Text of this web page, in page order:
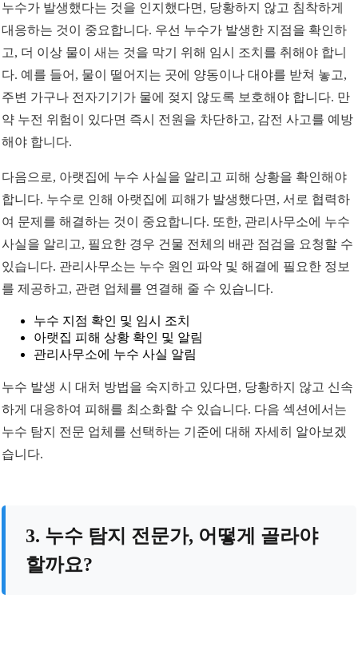
누수가 발생했다는 것을 인지했다면, 당황하지 않고 침착하게
대응하는 것이 중요합니다. 우선 누수가 발생한 지점을 확인하
고, 더 이상 물이 새는 것을 막기 위해 임시 조치를 취해야 합니
다. 예를 들어, 물이 떨어지는 곳에 양동이나 대야를 받쳐 놓고,
주변 가구나 전자기기가 물에 젖지 않도록 보호해야 합니다. 만
약 누전 위험이 있다면 즉시 전원을 차단하고, 감전 사고를 예방
해야 합니다.
다음으로, 아랫집에 누수 사실을 알리고 피해 상황을 확인해야
합니다. 누수로 인해 아랫집에 피해가 발생했다면, 서로 협력하
여 문제를 해결하는 것이 중요합니다. 또한, 관리사무소에 누수
사실을 알리고, 필요한 경우 건물 전체의 배관 점검을 요청할 수
있습니다. 관리사무소는 누수 원인 파악 및 해결에 필요한 정보
를 제공하고, 관련 업체를 연결해 줄 수 있습니다.
누수 지점 확인 및 임시 조치
아랫집 피해 상황 확인 및 알림
관리사무소에 누수 사실 알림
누수 발생 시 대처 방법을 숙지하고 있다면, 당황하지 않고 신속
하게 대응하여 피해를 최소화할 수 있습니다. 다음 섹션에서는
누수 탐지 전문 업체를 선택하는 기준에 대해 자세히 알아보겠
습니다.
3. 누수 탐지 전문가, 어떻게 골라야
할까요?